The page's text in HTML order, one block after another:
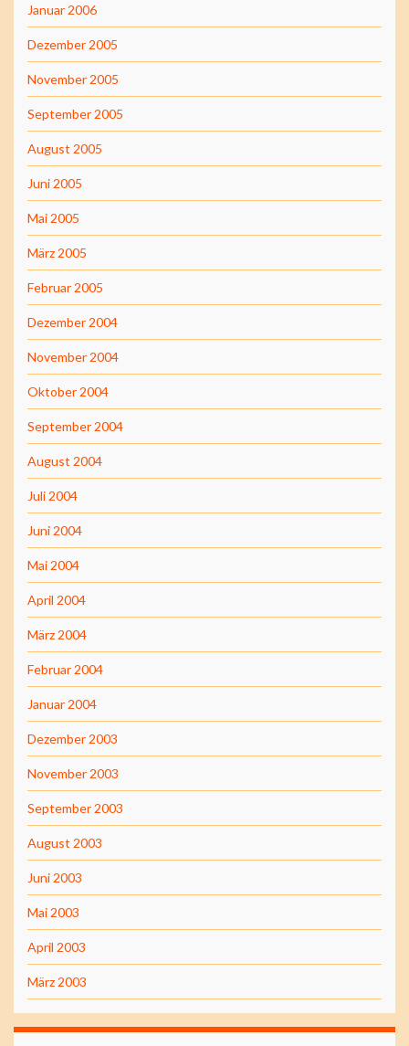
Januar 2006
Dezember 2005
November 2005
September 2005
August 2005
Juni 2005
Mai 2005
März 2005
Februar 2005
Dezember 2004
November 2004
Oktober 2004
September 2004
August 2004
Juli 2004
Juni 2004
Mai 2004
April 2004
März 2004
Februar 2004
Januar 2004
Dezember 2003
November 2003
September 2003
August 2003
Juni 2003
Mai 2003
April 2003
März 2003